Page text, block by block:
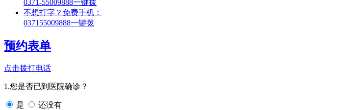
0371-55009888一键拨
不想打字？免费手机：
037155009888一键拨
预约表单
点击拨打电话
1.您是否已到医院确诊？
是 还没有